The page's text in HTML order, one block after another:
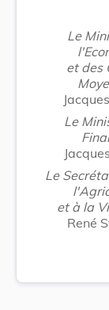
Le
et des
Le
Le
et à la
René